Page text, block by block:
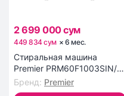
2 699 000 сум
449 834 сум ×6 мес.
Стиральная машина
Premier PRM60F1003SIN/W
6 кг
Бренд: Premier